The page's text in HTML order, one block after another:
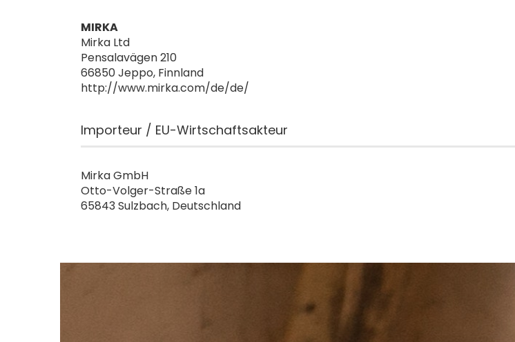
MIRKA
Mirka Ltd
Pensalavägen 210
66850 Jeppo, Finnland
http://www.mirka.com/de/de/
Importeur / EU-Wirtschaftsakteur
Mirka GmbH
Otto-Volger-Straße 1a
65843 Sulzbach, Deutschland